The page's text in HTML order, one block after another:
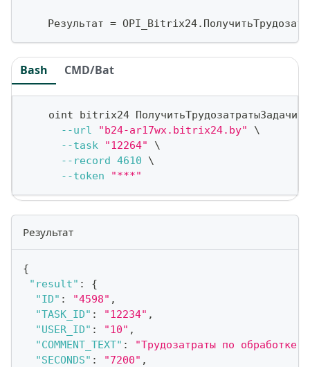
    Результат
= OPI_Bitrix24.
Bash CMD/Bat
    oint bitrix24 ПолучитьТрудозатратыЗадачи
--url
"b24-ar17wx.bitrix24.by"
\
--task
"12264"
\
--record 4610
\
--token
"***"
Результат
{
"result" :
{
"ID" : "4598" ,
"TASK_ID" : "12234" ,
"USER_ID" : "10" ,
"COMMENT_TEXT" : "Трудозатраты по обработке"
"SECONDS" : "7200" ,